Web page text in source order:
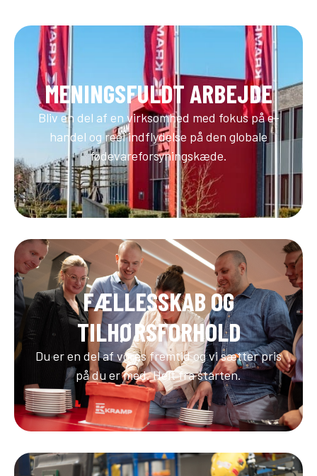
MENINGSFULDT ARBEJDE
Bliv en del af en virksomhed med fokus på e-
handel og reel indflydelse på den globale
fødevareforsyningskæde.
FÆLLESSKAB OG
TILHØRSFORHOLD
Du er en del af vores fremtid og vi sætter pris
på du er med. Helt fra starten.